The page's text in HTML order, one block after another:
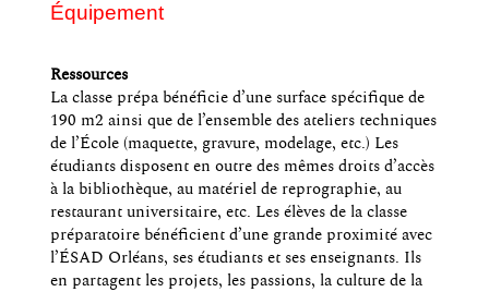
Équipement
Ressources
La classe prépa bénéficie d’une surface spécifique de
190 m2 ainsi que de l’ensemble des ateliers techniques
de l’École (maquette, gravure, modelage, etc.) Les
étudiants disposent en outre des mêmes droits d’accès
à la bibliothèque, au matériel de reprographie, au
restaurant universitaire, etc. Les élèves de la classe
préparatoire bénéficient d’une grande proximité avec
l’ÉSAD Orléans, ses étudiants et ses enseignants. Ils
en partagent les projets, les passions, la culture de la